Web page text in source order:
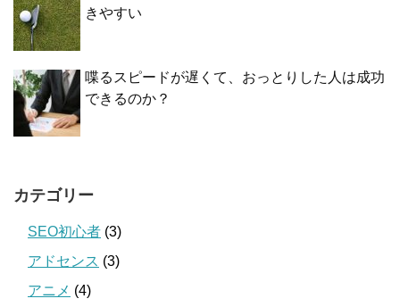
きやすい
喋るスピードが遅くて、おっとりした人は成功
できるのか？
カテゴリー
SEO初心者 (3)
アドセンス (3)
アニメ (4)